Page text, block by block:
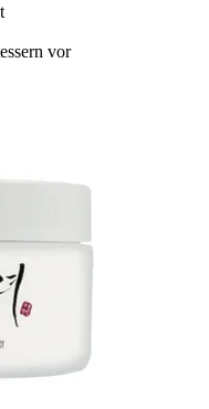
vor